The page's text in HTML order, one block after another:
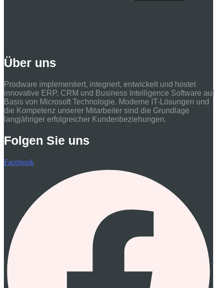
Über uns
Prodware implementiert, integriert, entwickelt und hostet
innovative ERP, CRM und Business Intelligence Software auf
Basis von Microsoft Technologie. Moderne IT-Lösungen und
die Kompetenz unserer Mitarbeiter sind die Grundlage
langjähriger erfolgreicher Kundenbeziehungen.
Folgen Sie uns
Facebook